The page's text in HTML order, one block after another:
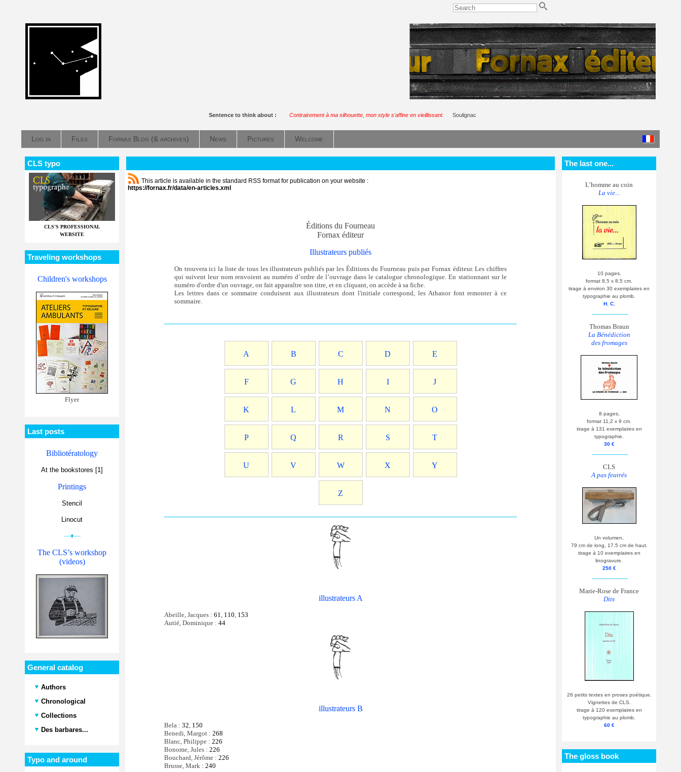
Sentence to think about : Contrairement à ma silhouette, mon style s'affine en vieillissant. Soulignac
Log in Files Fornax Blog (& archives) News Pictures Welcome
CLS typo
CLS'S PROFESSIONAL
WEBSITE
Traveling workshops
Children's workshops
Flyer
Last posts
Bibliotératology
At the bookstores [1]
Printings
Stencil
Linocut
—♦—
The CLS’s workshop
(videos)
General catalog
Authors
Chronological
Collections
Des barbares...
Typo and around
This article is available in the standard RSS format for publication on your website :
https://fornax.fr/data/en-articles.xml
Éditions du Fourneau
Fornax éditeur
Illustrateurs publiés
On trouvera ici la liste de tous les illustrateurs publiés par les Éditions du Fourneau puis par Fornax éditeur. Les chiffres
qui suivent leur nom renvoient au numéro d’ordre de l’ouvrage dans le catalogue chronologique. En stationnant sur le
numéro d'ordre d'un ouvrage, on fait apparaître son titre, et en cliquant, on accède à sa fiche.
Les lettres dans ce sommaire conduisent aux illustrateurs dont l'initiale correspond, les Athanor font remonter à ce
sommaire.
A B C D E
F G H I J
K L M N O
P Q R S T
U V W X Y
Z
illustrateurs A
Abeille, Jacques :61, 110, 153
Autié, Dominique :44
illustrateurs B
Bela :32 150
Benedi, Margot :268
Blanc, Philippe :226
Bonome, Jules :226
Bouchard, Jérôme :226
Brusse, Mark :240
The last one...
L’homme au coin
La vie...
10 pages,
format 8,5 x 8,5 cm.
tirage à environ 30 exemplaires en
typographie au plomb.
H. C.
Thomas Braun
La Bénédiction
des fromages
8 pages,
format 11,2 x 9 cm.
tirage à 131 exemplaires en
typographie.
30 €
CLS
A pas feutrés
Un volumen,
79 cm de long, 17,5 cm de haut.
tirage à 10 exemplaires en
linogravure.
250 €
Marie-Rose de France
Dits
26 petits textes en proses poétique.
Vignettes de CLS.
tirage à 120 exemplaires en
typographie au plomb.
60 €
The gloss book